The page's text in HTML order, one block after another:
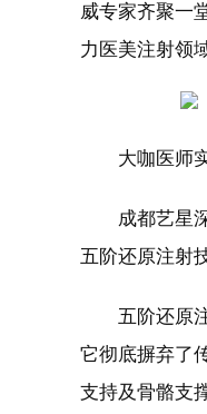
威专家齐聚一
力医美注射领
大咖医师
成都艺星
五阶还原注射
五阶还原
它彻底摒弃了
支持及骨骼支